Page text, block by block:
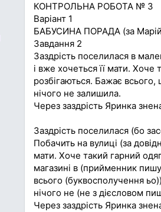
КОНТРОЛЬНА РОБОТА № 3
Варіант 1
БАБУСИНА ПОРАДА (за
Завдання 2
Заздрість поселилася в
і вже хочеться її мати. Хоче
розбігаються. Бажає
нічого не залишила.
Через заздрість Яринка
Заздрість поселилася (бо
Побачить на вулиці (за
мати. Хоче такий гарний
магазині в (прийменник
всього (буквосполучення
нічого не (не з дієсловом
Через заздрість Яринка